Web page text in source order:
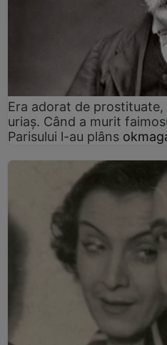
Era adorat de
uriaș. Când a murit
Parisului l-au plâns